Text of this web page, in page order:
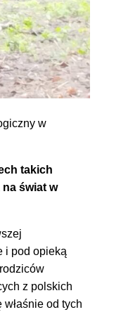
w
takich
świat w
i pod opieką
z polskich
od tych